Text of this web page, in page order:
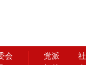
会
党派